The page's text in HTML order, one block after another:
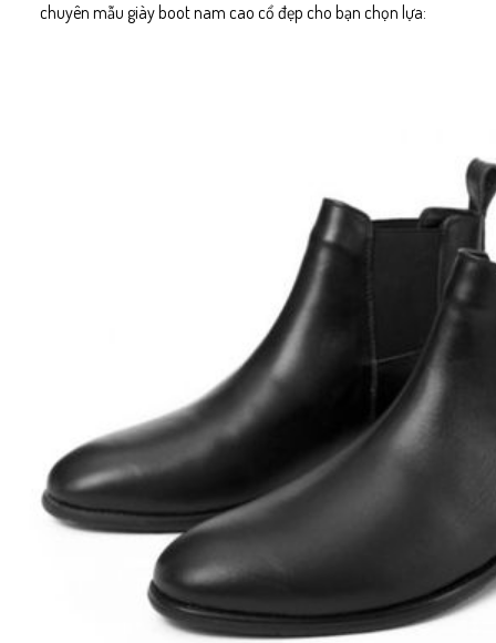
chuyên mẫu giày boot nam cao cổ đẹp cho bạn chọn lựa: